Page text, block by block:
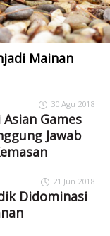
Mainan
30 Agu 2018
Games
Jawab
21 Jun 2018
Didominasi